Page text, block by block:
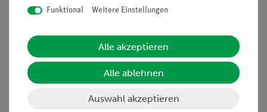
Unternehmen
Kontakt
Hinweisgeberschutz
Übersicht Service
Inventarisierungs- &
Einräumservice
Inbetriebnahme & Schulungen
Kundendienst
Funktional Weitere Einstellungen
Alle akzeptieren
Alle ablehnen
Auswahl akzeptieren